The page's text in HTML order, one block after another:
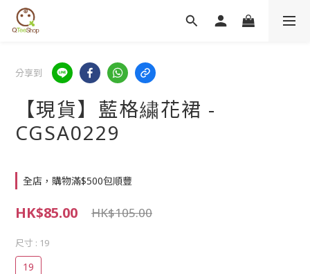
分享到
【現貨】藍格繍花裙 -
CGSA0229
全店，購物滿$500包順豐
HK$85.00 HK$105.00
尺寸 : 19
19